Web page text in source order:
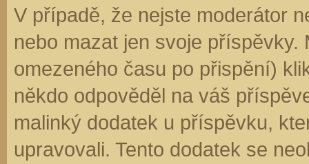
V případě, že nejste moderátor
nebo mazat jen svoje
omezeného času po přispění)
někdo odpověděl na váš
malinký dodatek u příspěvku,
upravovali. Tento dodatek se